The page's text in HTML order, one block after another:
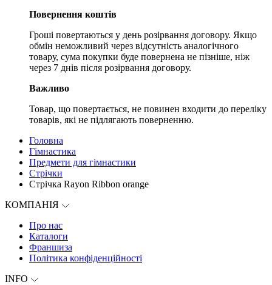
Повернення коштів
Гроші повертаються у день розірвання договору. Якщо
обмін неможливий через відсутність аналогічного
товару, сума покупки буде повернена не пізніше, ніж
через 7 днів після розірвання договору.
Важливо
Товар, що повертається, не повинен входити до переліку
товарів, які не підлягають поверненню.
Головна
Гімнастика
Предмети для гімнастики
Стрічки
Стрічка Rayon Ribbon orange
КОМПАНІЯ
Про нас
Каталоги
Франшиза
Політика конфіденційності
INFO